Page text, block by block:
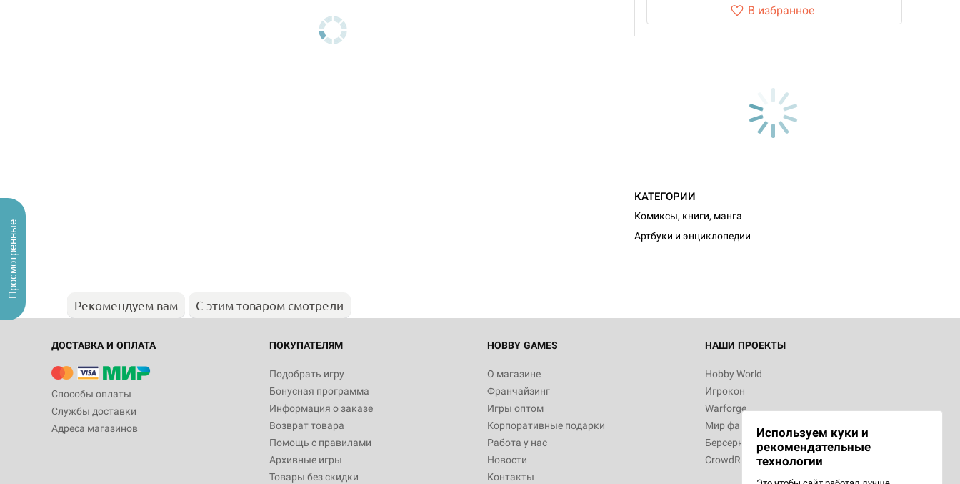
В избранное
КАТЕГОРИИ
Комиксы, книги, манга
Артбуки и энциклопедии
Рекомендуем вам С этим товаром смотрели
ДОСТАВКА И ОПЛАТА
Способы оплаты
Службы доставки
Адреса магазинов
ПОКУПАТЕЛЯМ
Подобрать игру
Бонусная программа
Информация о заказе
Возврат товара
Помощь с правилами
Архивные игры
Товары без скидки
HOBBY GAMES
О магазине
Франчайзинг
Игры оптом
Корпоративные подарки
Работа у нас
Новости
Контакты
НАШИ ПРОЕКТЫ
Hobby World
Игрокон
Warforge
Мир фантастики
Берсерк
CrowdRepublic
Используем куки и
рекомендательные
технологии
Просмотренные
Настольная игра Hobby World Монстры
Белая смерть
12 990
Настольная игра Hobby World Берсерк.
3 490